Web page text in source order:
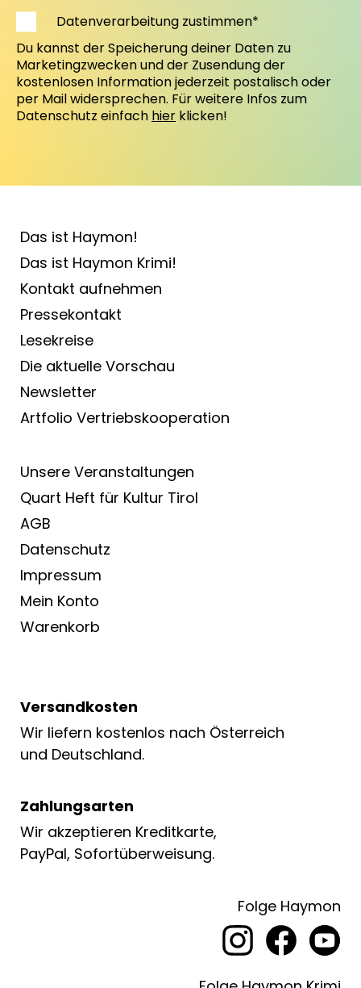
Datenverarbeitung zustimmen*
Du kannst der Speicherung deiner Daten zu
Marketingzwecken und der Zusendung der
kostenlosen Information jederzeit postalisch oder
per Mail widersprechen. Für weitere Infos zum
Datenschutz einfach hier klicken!
Das ist Haymon!
Das ist Haymon Krimi!
Kontakt aufnehmen
Pressekontakt
Lesekreise
Die aktuelle Vorschau
Newsletter
Artfolio Vertriebs­kooperation
Unsere Veranstaltungen
Quart Heft für Kultur Tirol
AGB
Datenschutz
Impressum
Mein Konto
Warenkorb
Versandkosten
Wir liefern kostenlos nach Österreich
und Deutschland.
Zahlungsarten
Wir akzeptieren Kreditkarte,
PayPal, Sofortüberweisung.
Folge Haymon